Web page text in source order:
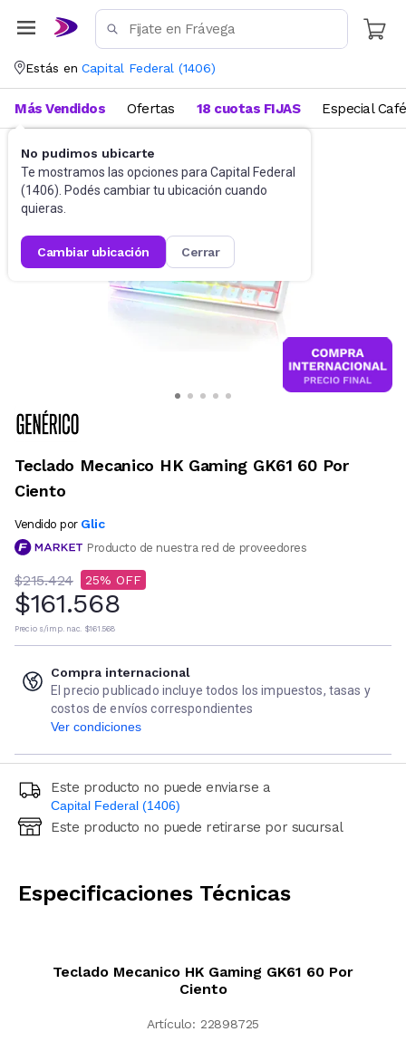
Estás en Capital Federal (1406)
No pudimos ubicarte
Te mostramos las opciones para Capital Federal
(1406). Podés cambiar tu ubicación cuando
quieras.
cambiar ubicación cerrar
Más Vendidos Ofertas 18 cuotas FIJAS Especial Café
Gaming PC Teclados
Teclado Mecanico HK Gaming GK61 60 Por
Ciento
Vendido por Glic
Producto de nuestra red de proveedores
$215.424 25
$161.568
Precio s/imp. nac. $161.568
Compra internacional
El precio publicado incluye todos los impuestos, tasas y
costos de envíos correspondientes
Ver condiciones
Este producto no puede enviarse a
Capital Federal (1406)
Ingresá código postal (sólo números)
Este producto no puede retirarse por sucursal
Especificaciones Técnicas
Teclado Mecanico HK Gaming GK61 60 Por
Ciento
Artículo: 22898725